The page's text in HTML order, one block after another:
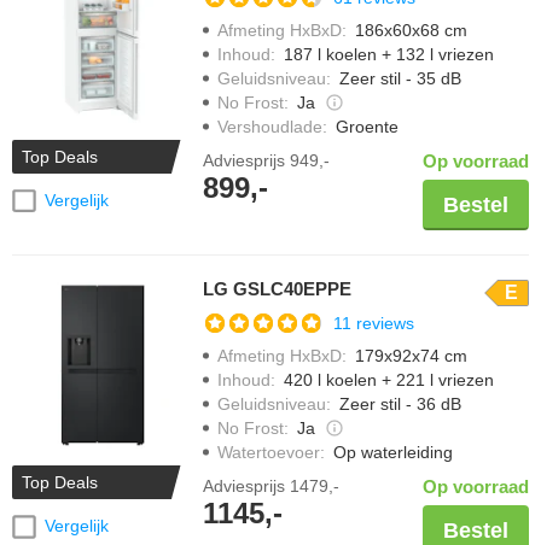
Top Deals
Vergelijk
Afmeting HxBxD: 186x60x68 cm
Inhoud: 187 l koelen + 132 l vriezen
Geluidsniveau: Zeer stil - 35 dB
No Frost: Ja
Vershoudlade: Groente
Adviesprijs 949,-
899,-
Op voorraad
Bestel
Top Deals
Vergelijk
LG GSLC40EPPE E
11 reviews
Afmeting HxBxD: 179x92x74 cm
Inhoud: 420 l koelen + 221 l vriezen
Geluidsniveau: Zeer stil - 36 dB
No Frost: Ja
Watertoevoer: Op waterleiding
Adviesprijs 1479,-
1145,-
Op voorraad
Bestel